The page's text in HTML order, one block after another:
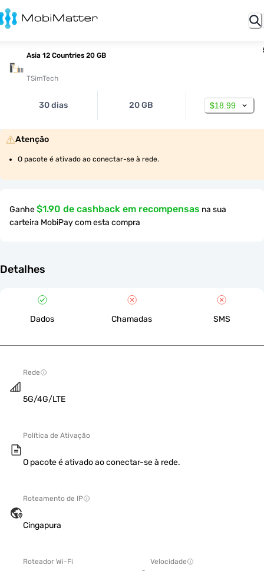
Asia 12 Countries 20 GB
TSimTech
30 dias 20 GB $18.99
Atenção
O pacote é ativado ao conectar-se à rede.
Ganhe$1.90 de cashback em recompensas na sua
carteira MobiPay com esta compra
Detalhes
Dados Chamadas SMS
Rede
5G/4G/LTE
Política de Ativação
O pacote é ativado ao conectar-se à rede.
Roteamento de IP
Cingapura
Roteador Wi-Fi Velocidade